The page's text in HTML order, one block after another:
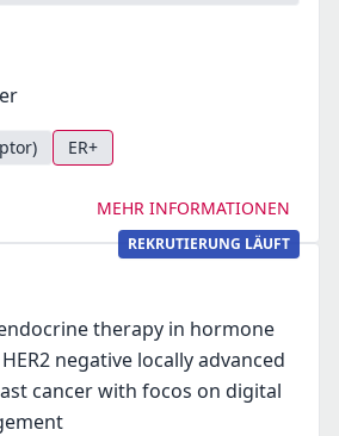
ER+
MEHR INFORMATIONEN
REKRUTIERUNG LÄUFT
therapy in hormone
negative locally advanced
cancer with focos on digital